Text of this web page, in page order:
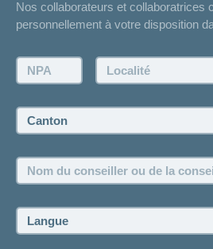
Bulletin d'accident
Contact
Demande d'offre
Demander à l'agence de vous rappeler
Postes vacants
Nos collaborateurs et collaboratrices
personnellement à votre disposition
NPA: Localité:
Canton:
Nom
du
ou
de
Langue: